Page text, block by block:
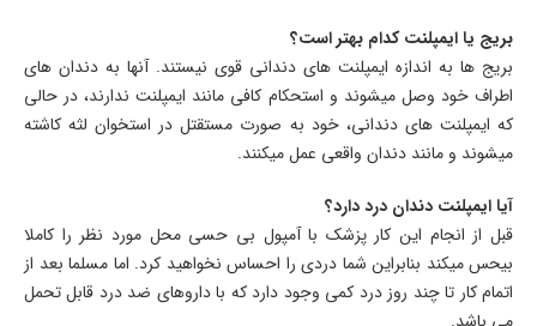
بریج یا ایمپلنت کدام بهتر است؟
بریج ها به اندازه ایمپلنت های دندانی قوی نیستند. آنها به دندان های
اطراف خود وصل میشوند و استحکام کافی مانند ایمپلنت ندارند، در حالی
که ایمپلنت های دندانی، خود به صورت مستقتل در استخوان لثه کاشته
میشوند و مانند دندان واقعی عمل میکنند.
آیا ایمپلنت دندان درد دارد؟
قبل از انجام این کار پزشک با آمپول بی حسی محل مورد نظر را کاملا
بیحس میکند بنابراین شما دردی را احساس نخواهید کرد. اما مسلما بعد از
اتمام کار تا چند روز درد کمی وجود دارد که با داروهای ضد درد قابل تحمل